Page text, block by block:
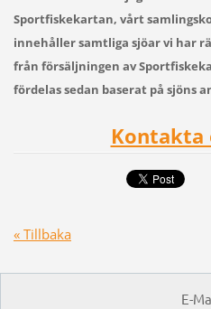
Sportfiskekartan, vårt
innehåller samtliga sjöar vi har
från försäljningen av
fördelas sedan baserat på sjöns
Kontakta
« Tillbaka
E-